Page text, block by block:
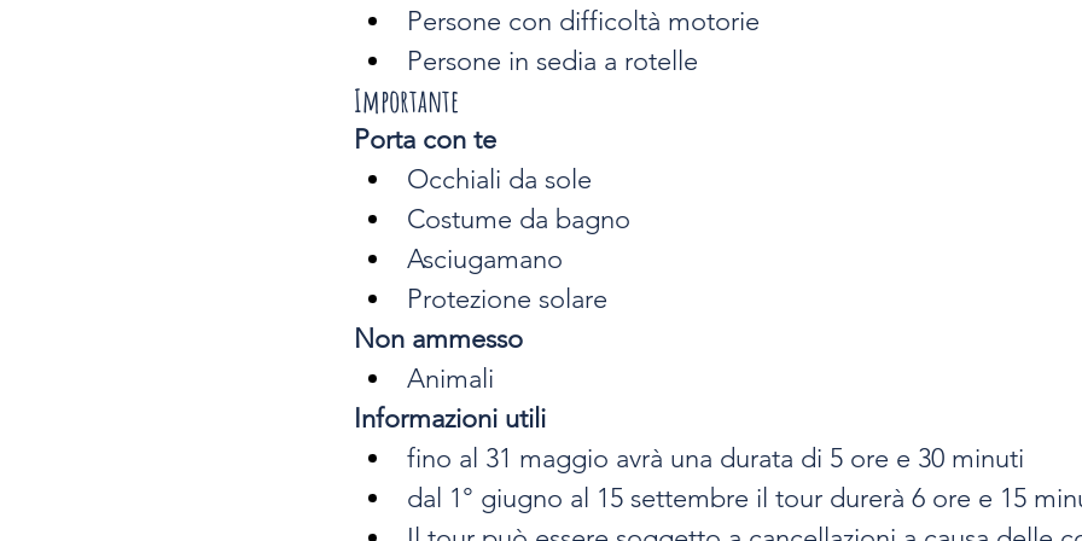
Persone con difficoltà motorie
Persone in sedia a rotelle
Importante
Porta con te
Occhiali da sole
Costume da bagno
Asciugamano
Protezione solare
Non ammesso
Animali
Informazioni utili
fino al 31 maggio avrà una durata di 5 ore e 30 minuti
dal 1° giugno al 15 settembre il tour durerà 6 ore e 15